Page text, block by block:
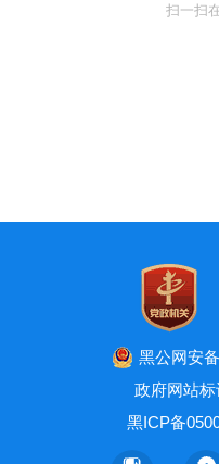
扫一扫
黑公网安
政府网站标
黑ICP备